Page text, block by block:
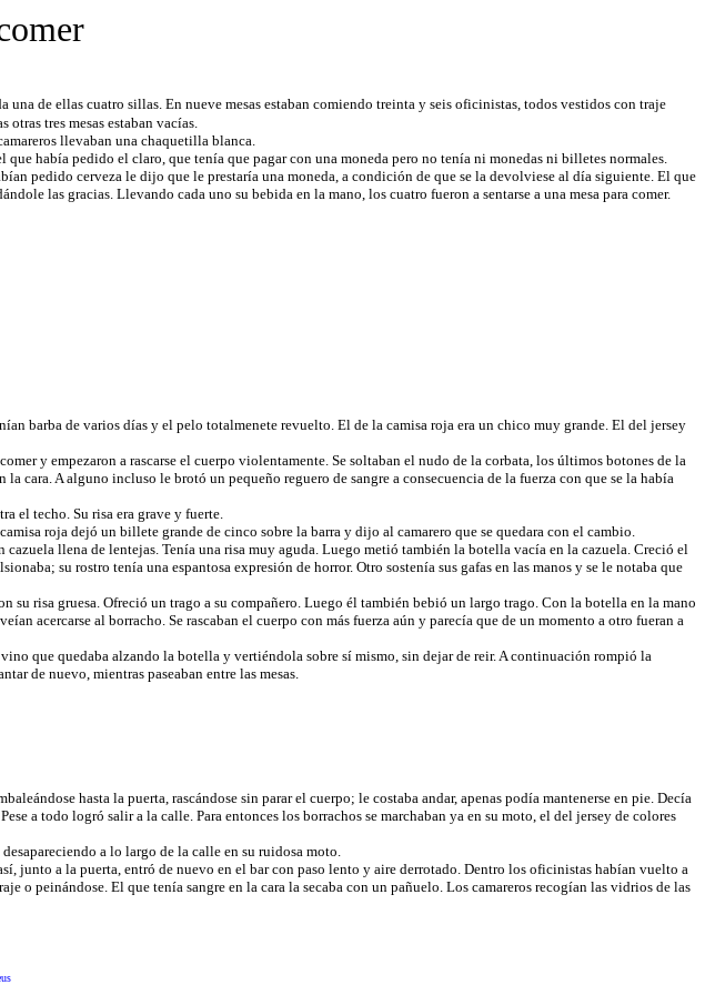
de ellas cuatro sillas. En nueve mesas estaban comiendo treinta y seis oficinistas, todos vestidos con traje
tres mesas estaban vacías.
llevaban una chaquetilla blanca.
había pedido el claro, que tenía que pagar con una moneda pero no tenía ni monedas ni billetes normales.
pedido cerveza le dijo que le prestaría una moneda, a condición de que se la devolviese al día siguiente. El que
las gracias. Llevando cada uno su bebida en la mano, los cuatro fueron a sentarse a una mesa para comer.
barba de varios días y el pelo totalmenete revuelto. El de la camisa roja era un chico muy grande. El del jersey
y empezaron a rascarse el cuerpo violentamente. Se soltaban el nudo de la corbata, los últimos botones de la
cara. A alguno incluso le brotó un pequeño reguero de sangre a consecuencia de la fuerza con que se la había
el techo. Su risa era grave y fuerte.
roja dejó un billete grande de cinco sobre la barra y dijo al camarero que se quedara con el cambio.
llena de lentejas. Tenía una risa muy aguda. Luego metió también la botella vacía en la cazuela. Creció el
su rostro tenía una espantosa expresión de horror. Otro sostenía sus gafas en las manos y se le notaba que
risa gruesa. Ofreció un trago a su compañero. Luego él también bebió un largo trago. Con la botella en la mano
acercarse al borracho. Se rascaban el cuerpo con más fuerza aún y parecía que de un momento a otro fueran a
que quedaba alzando la botella y vertiéndola sobre sí mismo, sin dejar de reir. A continuación rompió la
de nuevo, mientras paseaban entre las mesas.
hasta la puerta, rascándose sin parar el cuerpo; le costaba andar, apenas podía mantenerse en pie. Decía
a todo logró salir a la calle. Para entonces los borrachos se marchaban ya en su moto, el del jersey de colores
a lo largo de la calle en su ruidosa moto.
a la puerta, entró de nuevo en el bar con paso lento y aire derrotado. Dentro los oficinistas habían vuelto a
o peinándose. El que tenía sangre en la cara la secaba con un pañuelo. Los camareros recogían las vidrios de las